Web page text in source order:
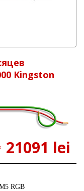
Kingston
21091 lei
RGB